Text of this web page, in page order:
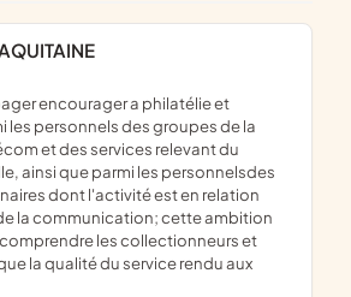
les personnels des groupes de la
et des services relevant du
ainsi que parmi les personnelsdes
dont l'activité est en relation
la communication; cette ambition
les collectionneurs et
la qualité du service rendu aux